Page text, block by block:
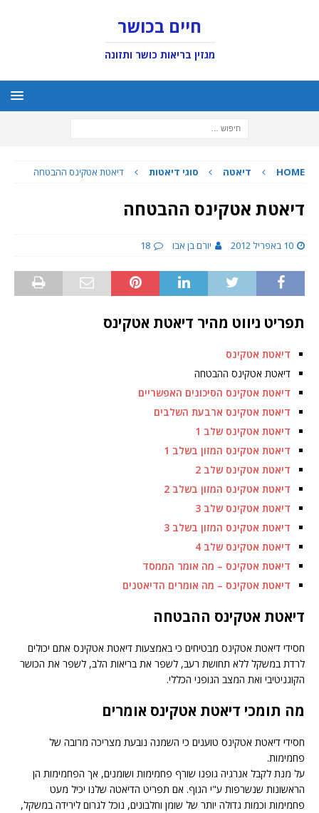
חיים בכושר
מגזין בריאות כושר ותזונה
HOME דיאטה סוגי דיאטות דיאטת אטקינס ההבטחה
דיאטת אטקינס ההבטחה
10 באפריל 2012 יורם בן אבו 18
תפריט ניווט מהיר דיאטת אטקינס
דיאטת אטקינס
דיאטת אטקינס ההבטחה
דיאטת אטקינס הסיכונים האפשריים
דיאטת אטקינס ארבעת השלבים
דיאטת אטקינס שלב 1
דיאטת אטקינס המזון בשלב 1
דיאטת אטקינס שלב 2
דיאטת אטקינס המזון בשלב 2
דיאטת אטקינס שלב 3
דיאטת אטקינס המזון בשלב 3
דיאטת אטקינס שלב 4
דיאטת אטקינס – מה אומר הממסד
דיאטת אטקינס – מה אומרים הדיאטנים
דיאטת אטקינס ההבטחה
חסידי דיאטת אטקינס מבטיחים כי באמצעות דיאטת אטקינס אתם יכולים
לרדת במשקל ללא תחושת רעב, לשפר את בריאות הלב, לשפר את הכושר
הקוגניטיבי ואת המצב הגופני הכללי.
מה תומכי דיאטת אטקינס אומרים
חסידי דיאטת אטקינס טוענים כי השמנה נובעת מצריכה מרובה של
פחמימות.
על מנת לקבל אנרגיה גופנו שורף פחמימות ושומנים, אך הפחמימות הן
הראשונות שנשרפות ע"י הגוף. אם תפריט הדיאטה שלנו יכיל מעט
פחמימות וכמות גדולה יותר של שומן וחלבונים, נוכל לגרום לירידה במשקל,